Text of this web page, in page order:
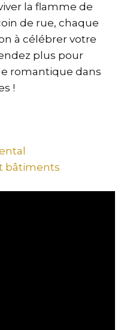
la flamme de
de rue, chaque
à célébrer votre
plus pour
romantique dans
!
bâtiments